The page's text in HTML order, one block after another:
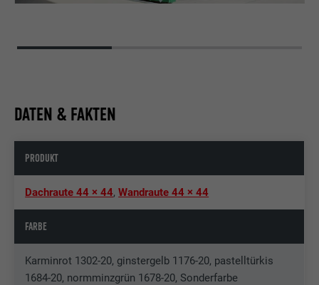
DATEN & FAKTEN
PRODUKT
Dachraute 44 × 44,Wandraute 44 × 44
FARBE
Karminrot 1302-20, ginstergelb 1176-20, pastelltürkis
1684-20, normminzgrün 1678-20, Sonderfarbe